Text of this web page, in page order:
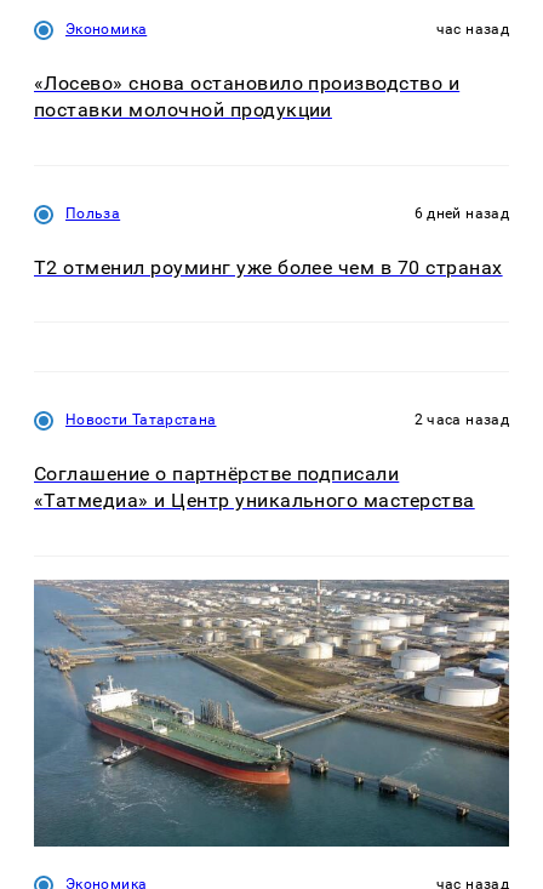
Экономика час назад
«Лосево» снова остановило производство и
поставки молочной продукции
Польза 6 дней назад
Т2 отменил роуминг уже более чем в 70 странах
Новости Татарстана 2 часа назад
Соглашение о партнёрстве подписали
«Татмедиа» и Центр уникального мастерства
Экономика час назад